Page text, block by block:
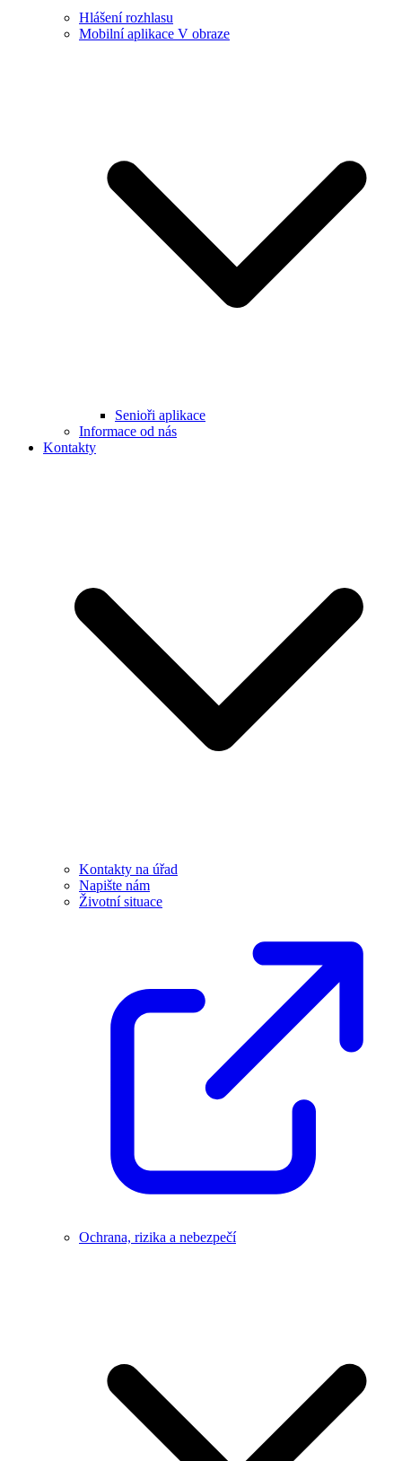
Hlášení rozhlasu
Mobilní aplikace V obraze
Senioři aplikace
Informace od nás
Kontakty
Kontakty na úřad
Napište nám
Životní situace
Ochrana, rizika a nebezpečí